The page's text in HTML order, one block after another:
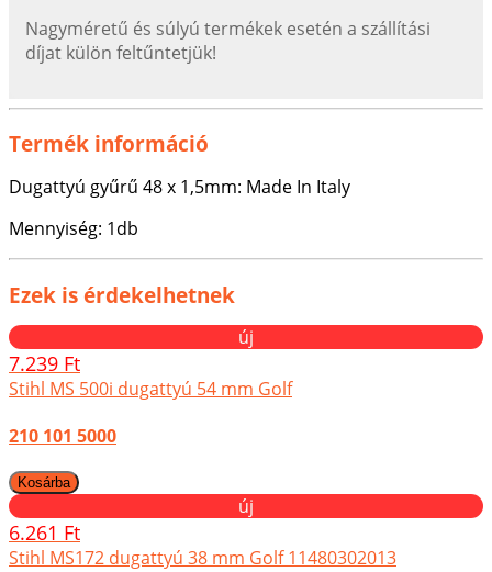
Nagyméretű és súlyú termékek esetén a szállítási
díjat külön feltűntetjük!
Termék információ
Dugattyú gyűrű 48 x 1,5mm: Made In Italy
Mennyiség: 1db
Ezek is érdekelhetnek
új
7.239 Ft
Stihl MS 500i dugattyú 54 mm Golf
210 101 5000
új
6.261 Ft
Stihl MS172 dugattyú 38 mm Golf 11480302013